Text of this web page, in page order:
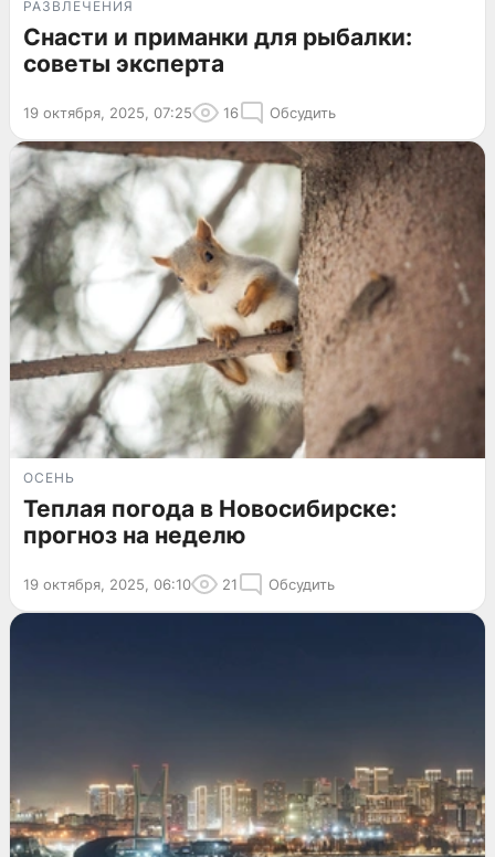
РАЗВЛЕЧЕНИЯ
Снасти и приманки для рыбалки:
советы эксперта
19 октября, 2025, 07:25 16 Обсудить
ОСЕНЬ
Теплая погода в Новосибирске:
прогноз на неделю
19 октября, 2025, 06:10 21 Обсудить